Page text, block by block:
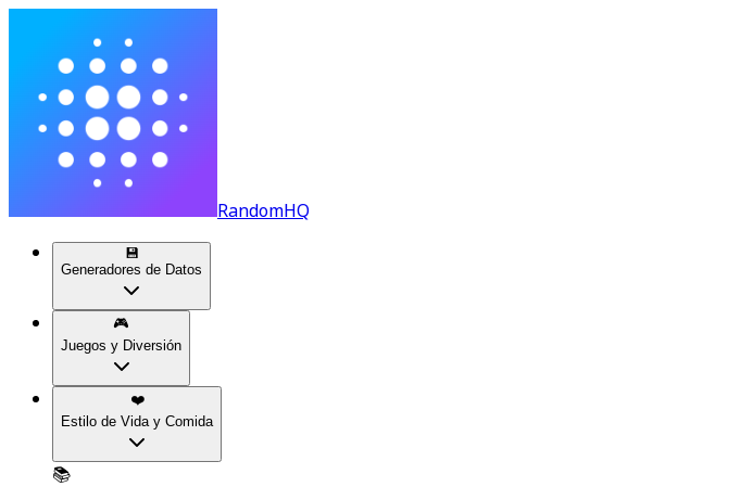
RandomHQ
💾
Generadores de Datos
🎮
Juegos y Diversión
❤️
Estilo de Vida y Comida
📚